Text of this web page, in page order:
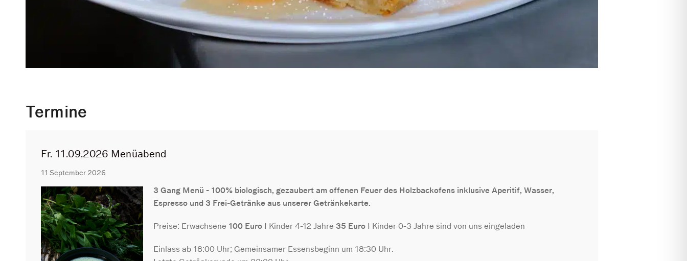
Termine
Fr. 11.09.2026 Menüabend
11 September 2026
3 Gang Menü - 100% biologisch, gezaubert am offenen Feuer des Holzbackofens inklusive Aperitif, Wasser,
Espresso und 3 Frei-Getränke aus unserer Getränkekarte.
Preise: Erwachsene 100 Euro I Kinder 4-12 Jahre 35 Euro I Kinder 0-3 Jahre sind von uns eingeladen
Einlass ab 18:00 Uhr; Gemeinsamer Essensbeginn um 18:30 Uhr.